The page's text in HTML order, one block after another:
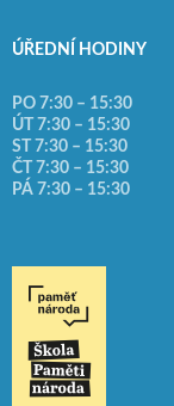
ÚŘEDNÍ HODINY
PO 7:30 – 15:30
ÚT 7:30 – 15:30
ST 7:30 – 15:30
ČT 7:30 – 15:30
PÁ 7:30 – 15:30